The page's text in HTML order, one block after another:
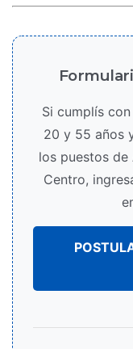
Si cumplís
20 y 55 años
los puestos de
Centro,